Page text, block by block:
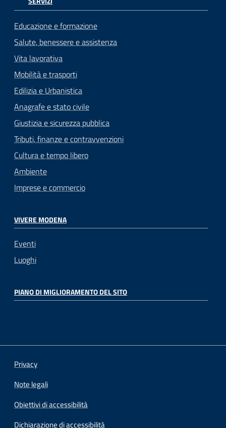
Educazione e formazione
Salute, benessere e assistenza
Vita lavorativa
Mobilità e trasporti
Edilizia e Urbanistica
Anagrafe e stato civile
Giustizia e sicurezza pubblica
Tributi, finanze e contravvenzioni
Cultura e tempo libero
Ambiente
Imprese e commercio
VIVERE MODENA
Eventi
Luoghi
PIANO DI MIGLIORAMENTO DEL SITO
Privacy
Note legali
Obiettivi di accessibilità
Dichiarazione di accessibilità